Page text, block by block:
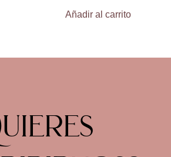
Añadir al carrito